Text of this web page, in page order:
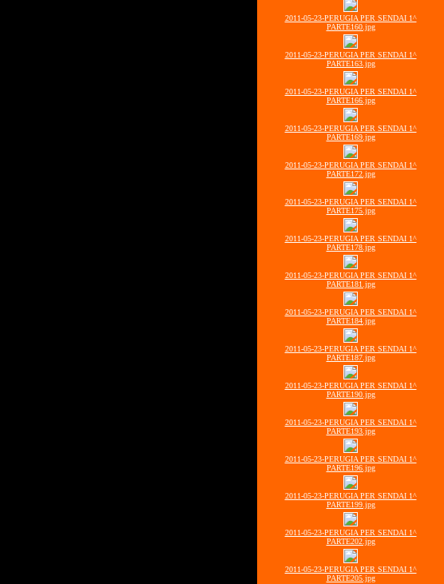
2011-05-23-PERUGIA PER SENDAI 1^
PARTE160.jpg
2011-05-23-PERUGIA PER SENDAI 1^
PARTE163.jpg
2011-05-23-PERUGIA PER SENDAI 1^
PARTE166.jpg
2011-05-23-PERUGIA PER SENDAI 1^
PARTE169.jpg
2011-05-23-PERUGIA PER SENDAI 1^
PARTE172.jpg
2011-05-23-PERUGIA PER SENDAI 1^
PARTE175.jpg
2011-05-23-PERUGIA PER SENDAI 1^
PARTE178.jpg
2011-05-23-PERUGIA PER SENDAI 1^
PARTE181.jpg
2011-05-23-PERUGIA PER SENDAI 1^
PARTE184.jpg
2011-05-23-PERUGIA PER SENDAI 1^
PARTE187.jpg
2011-05-23-PERUGIA PER SENDAI 1^
PARTE190.jpg
2011-05-23-PERUGIA PER SENDAI 1^
PARTE193.jpg
2011-05-23-PERUGIA PER SENDAI 1^
PARTE196.jpg
2011-05-23-PERUGIA PER SENDAI 1^
PARTE199.jpg
2011-05-23-PERUGIA PER SENDAI 1^
PARTE202.jpg
2011-05-23-PERUGIA PER SENDAI 1^
PARTE205.jpg